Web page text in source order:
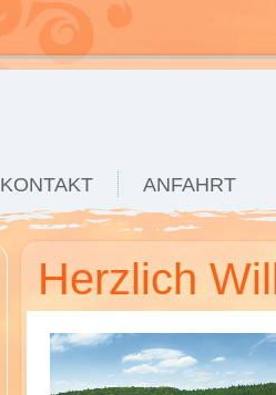
KONTAKT ANFAHRT
Herzlich